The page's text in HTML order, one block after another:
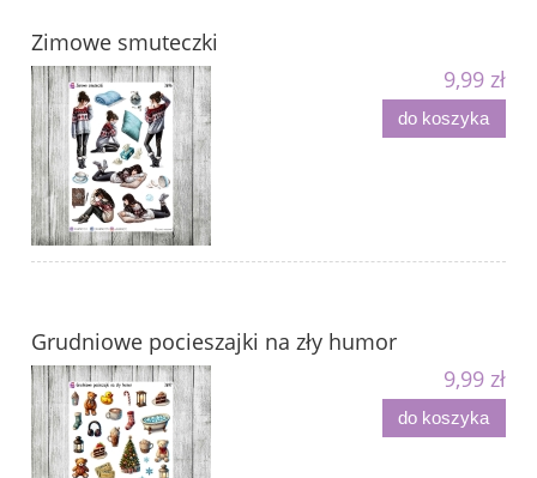
Zimowe smuteczki
9,99 zł
do koszyka
Grudniowe pocieszajki na zły humor
9,99 zł
do koszyka